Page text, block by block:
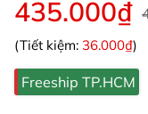
435.000₫
(Tiết kiệm: 36.000₫)
Freeship TP.HCM